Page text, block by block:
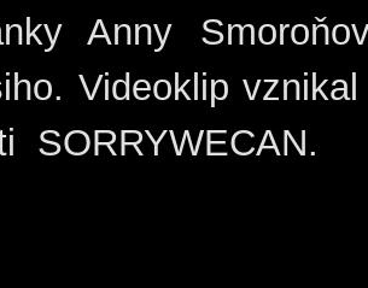
Anny
Videoklip
SORRYWECAN.